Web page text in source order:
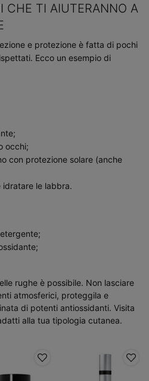
CHE TI AIUTERANNO A
e protezione è fatta di pochi
Ecco un esempio di
occhi;
con protezione solare (anche
le labbra.
rughe è possibile. Non lasciare
atmosferici, proteggila e
di potenti antiossidanti. Visita
alla tua tipologia cutanea.